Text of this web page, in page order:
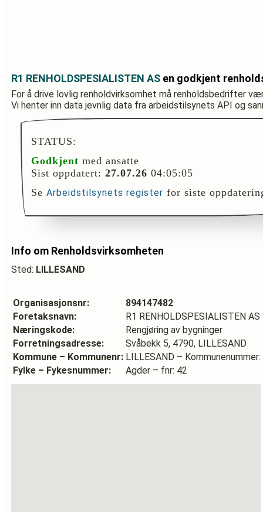
R1 RENHOLDSPESIALISTEN AS en godkjent
For å drive lovlig renholdvirksomhet må renholdsbedrifter
Vi henter inn data jevnlig data fra arbeidstilsynets API og
STATUS:
Godkjent med ansatte
Sist oppdatert: 27.07.26 04:05:05
Se Arbeidstilsynets register for siste
Info om Renholdsvirksomheten
Sted: LILLESAND
Organisasjonsnr:
894147482
Foretaksnavn:
R1 RENHOLDSPESIALISTEN AS
Næringskode:
Rengjøring av bygninger
Forretningsadresse:
Svåbekk 5, 4790, LILLESAND
Kommune – Kommunenr: LILLESAND –
Fylke – Fykesnummer:
Agder – fnr: 42